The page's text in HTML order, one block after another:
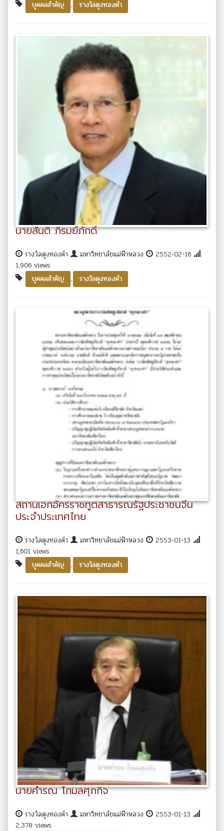
บุคคลสำคัญ , รางวัลตุงทองคำ
นายสันติ ภิรมย์ภักดี
รางวัลตุงทองคำ มหาวิทยาลัยแม่ฟ้าหลวง
2552-02-16
1,906 views
บุคคลสำคัญ
, รางวัลตุงทองคำ
สถานเอกอัครราชทูตสาธารณรัฐประชาชนจีน
ประจำประเทศไทย
รางวัลตุงทองคำ มหาวิทยาลัยแม่ฟ้าหลวง
2553-01-13
1,601 views
บุคคลสำคัญ
, รางวัลตุงทองคำ
นายคำรณ โกมลศุภกิจ
รางวัลตุงทองคำ มหาวิทยาลัยแม่ฟ้าหลวง
2553-01-13
2,378 views